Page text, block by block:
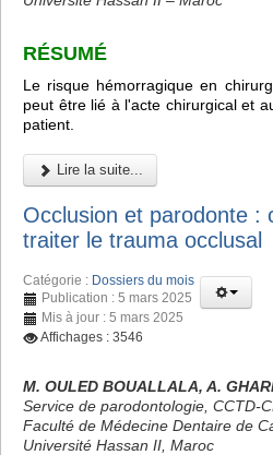
RÉSUMÉ
Le risque hémorragique en
peut être lié à l'acte chirurgical et
patient.
Lire la suite...
Occlusion et parodonte :
traiter le trauma occlusal
Catégorie : Dossiers du mois
Publication : 5 mars 2025
Mis à jour : 5 mars 2025
Affichages : 3546
M. OULED BOUALLALA, A.
Service de parodontologie, CCTD-
Faculté de Médecine Dentaire de
Université Hassan II, Maroc